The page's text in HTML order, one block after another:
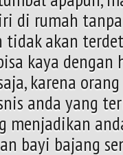
di rumah
akan
kaya
karena
anda yang
bayi bajang